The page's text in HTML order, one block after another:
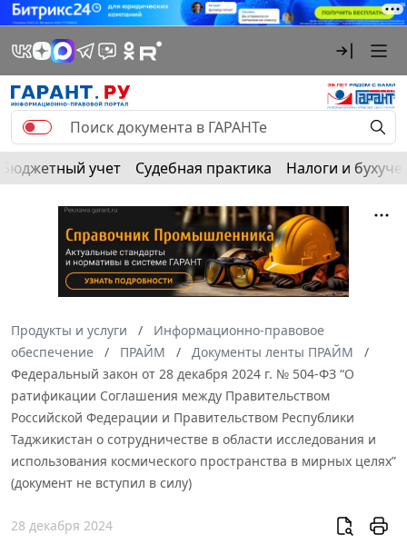
Бюджетный учет Судебная практика Налоги и
Продукты и услуги
Информационно-правовое
обеспечение
ПРАЙМ
Документы ленты ПРАЙМ
Федеральный закон от 28 декабря 2024 г. № 504-ФЗ “О
ратификации Соглашения между Правительством
Российской Федерации и Правительством Республики
Таджикистан о сотрудничестве в области исследования и
использования космического пространства в мирных целях”
(документ не вступил в силу)
28 декабря 2024